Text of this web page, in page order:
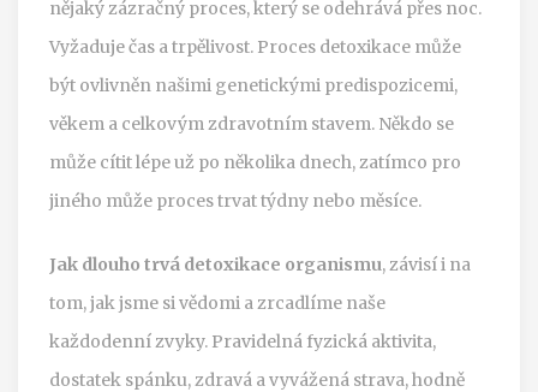
nějaký zázračný proces, který se odehrává přes noc.
Vyžaduje čas a trpělivost. Proces detoxikace může
být ovlivněn našimi genetickými predispozicemi,
věkem a celkovým zdravotním stavem. Někdo se
může cítit lépe už po několika dnech, zatímco pro
jiného může proces trvat týdny nebo měsíce.
Jak dlouho trvá detoxikace organismu, závisí i na
tom, jak jsme si vědomi a zrcadlíme naše
každodenní zvyky. Pravidelná fyzická aktivita,
dostatek spánku, zdravá a vyvážená strava, hodně